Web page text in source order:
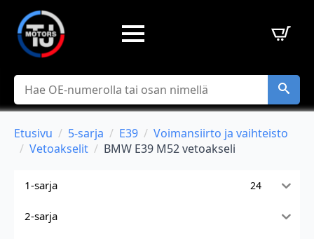
Hae
Etusivu 5-sarja E39
Voimansiirto ja vaihteisto
Vetoakselit
BMW E39 M52 vetoakseli
1-sarja 24
2-sarja